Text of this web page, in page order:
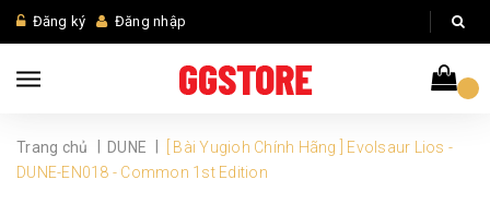
Đăng ký Đăng nhập
Trang chủ DUNE
[ Bài Yugioh Chính Hãng ] Evolsaur Lios -
DUNE-EN018 - Common 1st Edition